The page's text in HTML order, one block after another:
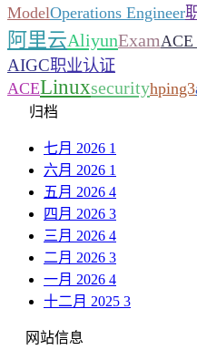
ModelOperations Engineer
阿里云AliyunExam
AIGC职业认证
ACELinuxsecurityhping3
归档
七月 2026 1
六月 2026 1
五月 2026 4
四月 2026 3
三月 2026 4
二月 2026 3
一月 2026 4
十二月 2025 3
网站信息